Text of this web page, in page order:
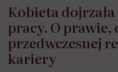
Kobieta
pracy. O
przedwczesnej
kariery